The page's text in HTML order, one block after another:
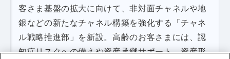
客さま基盤の拡大に向けて、非対面チャネルや地
銀などの新たなチャネル構築を強化する「チャネ
ル戦略推進部」を新設。高齢のお客さまには、認
知症リスクへの備えや資産承継サポート、資産形